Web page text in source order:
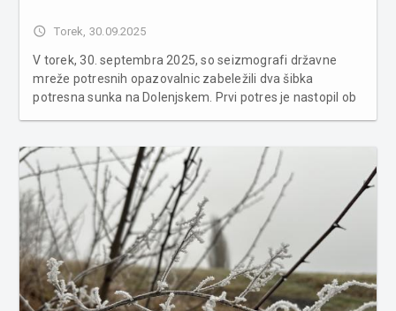
access_time Torek, 30.09.2025
V torek, 30. septembra 2025, so seizmografi državne
mreže potresnih opazovalnic zabeležili dva šibka
potresna sunka na Dolenjskem. Prvi potres je nastopil ob
imel magnitudo 1,1 in glob...